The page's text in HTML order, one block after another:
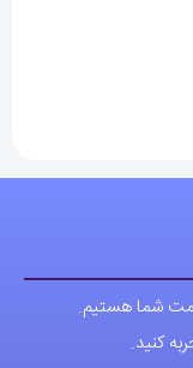
شما هستیم.
کنید.